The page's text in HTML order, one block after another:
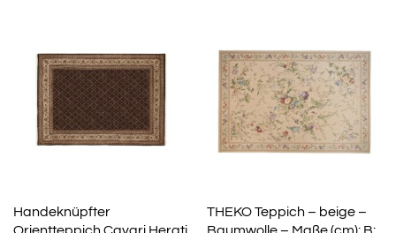
Handeknüpfter
THEKO Teppich – beige –